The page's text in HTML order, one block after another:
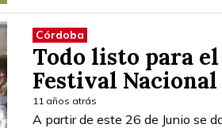
Córdoba
Todo listo para
Festival
11 años atrás
A partir de este 26 de Junio se